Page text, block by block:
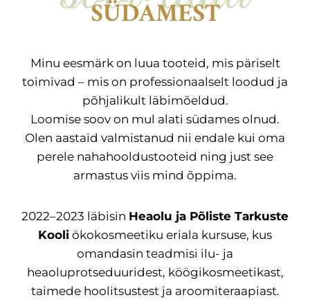
SÜDAMEST
Minu eesmärk on luua tooteid, mis päriselt
toimivad – mis on professionaalselt loodud ja
põhjalikult läbimõeldud.
Loomise soov on mul alati südames olnud.
Olen aastaid valmistanud nii endale kui oma
perele nahahooldustooteid ning just see
armastus viis mind õppima.
2022–2023 läbisin Heaolu ja Põliste Tarkuste
Kooli ökokosmeetiku eriala kursuse, kus
omandasin teadmisi ilu- ja
heaoluprotseduuridest, köögikosmeetikast,
taimede hoolitsustest ja aroomiteraapiast.